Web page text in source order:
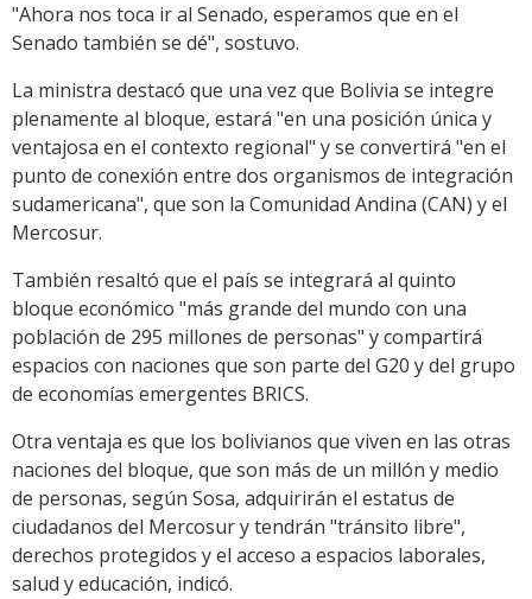
"Ahora nos toca ir al Senado, esperamos que en el
Senado también se dé", sostuvo.
La ministra destacó que una vez que Bolivia se integre
plenamente al bloque, estará "en una posición única y
ventajosa en el contexto regional" y se convertirá "en el
punto de conexión entre dos organismos de integración
sudamericana", que son la Comunidad Andina (CAN) y el
Mercosur.
También resaltó que el país se integrará al quinto
bloque económico "más grande del mundo con una
población de 295 millones de personas" y compartirá
espacios con naciones que son parte del G20 y del grupo
de economías emergentes BRICS.
Otra ventaja es que los bolivianos que viven en las otras
naciones del bloque, que son más de un millón y medio
de personas, según Sosa, adquirirán el estatus de
ciudadanos del Mercosur y tendrán "tránsito libre",
derechos protegidos y el acceso a espacios laborales,
salud y educación, indicó.